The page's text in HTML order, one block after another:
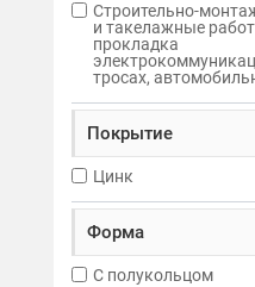
Строительно-
и такелажные
прокладка
тросах,
Покрытие
Цинк
Форма
С полукольцом